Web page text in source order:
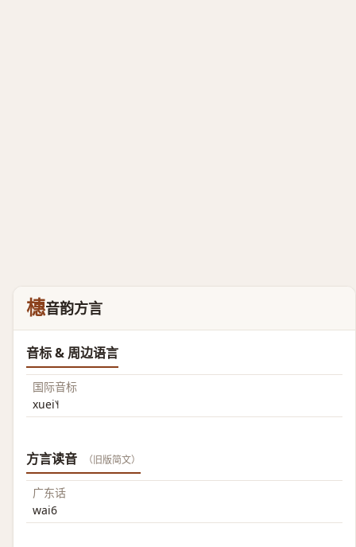
橞音韵方言
音标 & 周边语言
国际音标
xuei˥˧
方言读音 （旧版简文）
广东话
wai6